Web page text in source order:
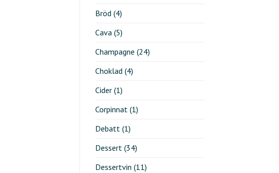
Bröd(4)
Cava(5)
Champagne (24)
Choklad(4)
Cider(1)
Corpinnat(1)
Debatt(1)
Dessert(34)
Dessertvin (11)